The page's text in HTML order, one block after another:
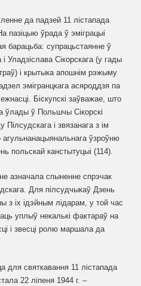
да падзей 11 лістапада
пазіцыю ўрада ў эміграцыі
барацьба: супрацьстаянне ў
Уладзіслава Сікорскага (у гады
і крытыка апошнім рэжыму
эмігранцкага асяроддзя па
Біскупскі заўважае, што
ўлады ў Польшчы Сікорскі
і звязанага з ім
ўзроўню
польскай канстытуцыі (114).
азначала спыненне спрэчак
Для пілсудчыкаў Дзень
з іх ідэйным лідарам, у той час
уплыў некалькі фактараў на
і звесці ролю маршала да
святкавання 11 лістапада
22 ліпеня 1944 г. –